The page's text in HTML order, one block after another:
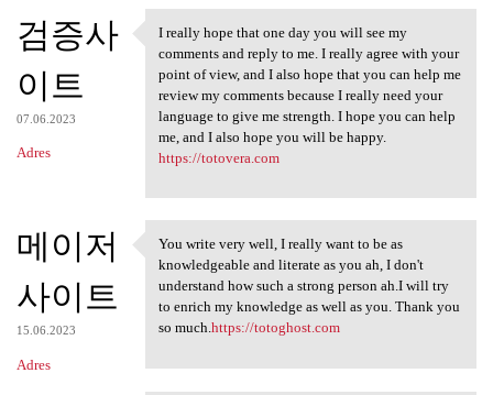
검증사
이트
07.06.2023
Adres
I really hope that one day
I really hope that one day you will see my
comments and reply to me. I really agree with your
point of view, and I also hope that you can help me
review my comments because I really need your
language to give me strength. I hope you can help
me, and I also hope you will be happy.
https://totovera.com
메이저
사이트
15.06.2023
Adres
You write very well, I really
You write very well, I really want to be as
knowledgeable and literate as you ah, I don't
understand how such a strong person ah.I will try
to enrich my knowledge as well as you. Thank you
so much.https://totoghost.com